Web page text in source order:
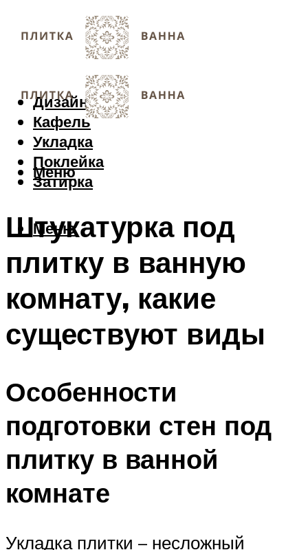
Дизайн
Кафель
Укладка
Поклейка
Затирка
Меню
Меню
Штукатурка под
плитку в ванную
комнату, какие
существуют виды
Особенности
подготовки стен под
плитку в ванной
комнате
Укладка плитки – несложный